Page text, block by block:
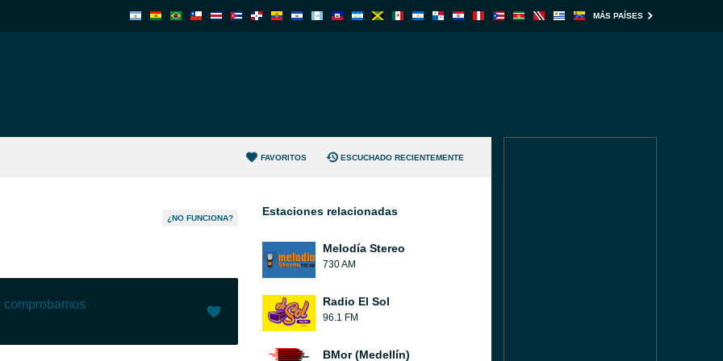
MÁS PAÍSES
FAVORITOS ESCUCHADO RECIENTEMENTE
¿NO FUNCIONA?
comprobamos
Estaciones relacionadas
Melodía Stereo
730 AM
Radio El Sol
96.1 FM
BMor (Medellín)